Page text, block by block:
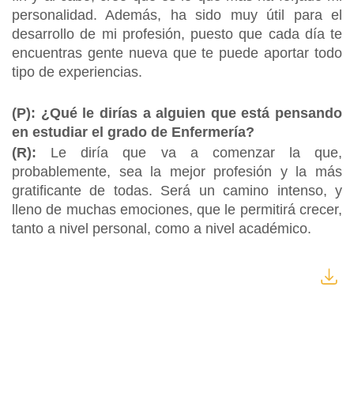
personalidad. Además, ha sido muy útil para el
desarrollo de mi profesión, puesto que cada día te
encuentras gente nueva que te puede aportar todo
tipo de experiencias.
(P): ¿Qué le dirías a alguien que está pensando
en estudiar el grado de Enfermería?
(R): Le diría que va a comenzar la que,
probablemente, sea la mejor profesión y la más
gratificante de todas. Será un camino intenso, y
lleno de muchas emociones, que le permitirá crecer,
tanto a nivel personal, como a nivel académico.